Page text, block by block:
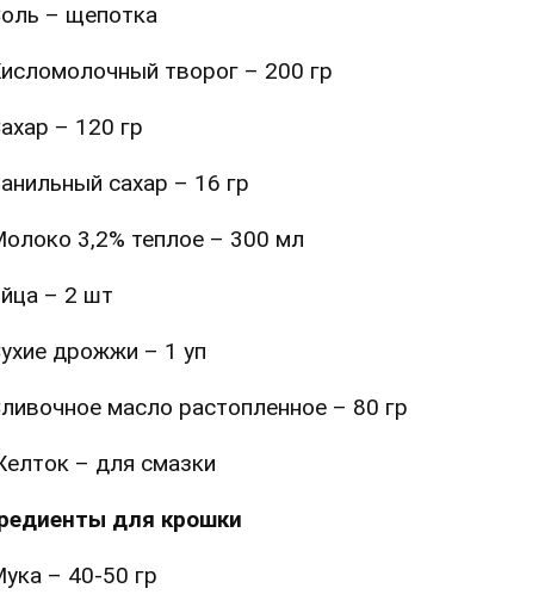
– щепотка
творог – 200 гр
– 120 гр
сахар – 16 гр
3,2% теплое – 300 мл
– 2 шт
дрожжи – 1 уп
масло растопленное – 80 гр
– для смазки
для крошки
– 40-50 гр